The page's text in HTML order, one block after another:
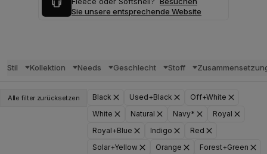
Sie unsere entsprechende Website
Stil Kollektion Needs Geschlecht Stoff
Alle filter zurücksetzen Black Used+Black
Off+White
White
Natural Navy*
Royal
Royal+Blue
Indigo
Red
Solar+Yellow
Orange
Forest+Green